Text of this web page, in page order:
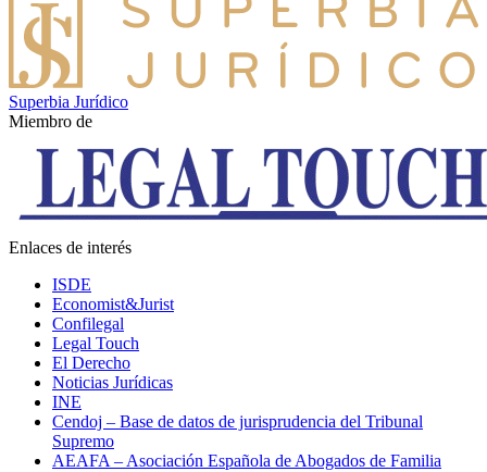
Superbia Jurídico
Miembro de
Enlaces de interés
ISDE
Economist&Jurist
Confilegal
Legal Touch
El Derecho
Noticias Jurídicas
INE
Cendoj – Base de datos de jurisprudencia del Tribunal
Supremo
AEAFA – Asociación Española de Abogados de Familia